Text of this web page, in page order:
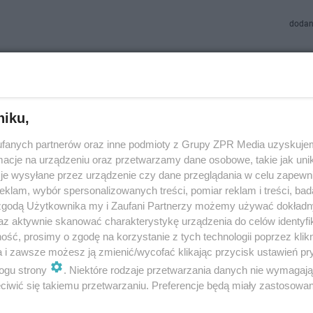
i ile będzie trwała. Teraz okazuje się, że Minister Edukacji
zdalne lekcje 2021? Jasna i stanowcza
w listopadzie 2021 jest możliwa? Zdecydowanie, to jeden z
partnerów oraz inne podmioty z Grupy ZPR Media
na urządzeniu oraz przetwarzamy dane osobowe, takie jak
wysyłane przez urządzenie czy dane przeglądania w celu
wybór spersonalizowanych treści, pomiar reklam i treści,
Użytkownika my i Zaufani Partnerzy możemy używać
aktywnie skanować charakterystykę urządzenia do celów
prosimy o zgodę na korzystanie z tych technologii poprzez
i zawsze możesz ją zmienić/wycofać klikając przycisk ustawień
strony
. Niektóre rodzaje przetwarzania danych nie
się takiemu przetwarzaniu. Preferencje będą miały